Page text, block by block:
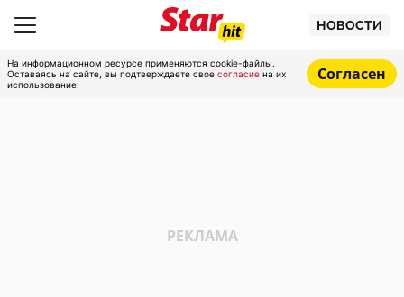
НОВОСТИ
На информационном ресурсе применяются cookie-файлы.
Оставаясь на сайте, вы подтверждаете свое согласие на их
использование.
Согласен